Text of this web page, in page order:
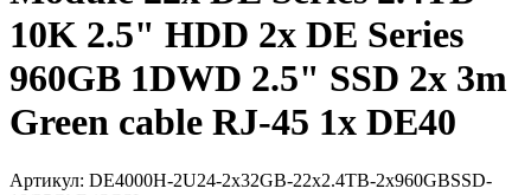
10K 2.5" HDD 2x DE Series
960GB 1DWD 2.5" SSD 2x 3m
Green cable RJ-45 1x DE40
Артикул: DE4000H-2U24-2x32GB-22x2.4TB-2x960GBSSD-